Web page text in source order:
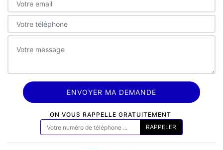
ON VOUS RAPPELLE GRATUITEMENT